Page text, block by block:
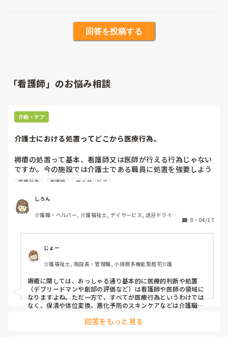
回答を投稿する
「看護師」のお悩み相談
介助・ケア
介護士における処置ってどこから医療行為。
褥瘡の処置って基本、看護師又は医師が行える行為じゃない
ですか。今の施設では介護士である職員に処置を強要しよう
とさせるんですが、この事、医療行為にあたるって理解して
私は褥瘡についてあらゆる行為も医療行為だと思いますが、
何処から何処までが出来てとかが難しい部分。
褥瘡出来そうな部分にプロペト等の塗布は介護士が処置して
も良かったでしたっけ？
医療行為 看護師 デイサービス
しろん
介護職・ヘルパー, 介護福祉士, デイサービス, 送迎ドライバ
9 ・ 04/17
じょー
介護福祉士, 施設長・管理職, 小規模多機能型居宅介護
褥瘡に関しては、おっしゃる通り基本的に医療的判断や処置
（デブリードマンや創部の評価など）は看護師や医師の領域に
なりますよね。ただ一方で、すべてが医療行為というわけでは
なく、保清や体位変換、悪化予防のスキンケアなどは介護職の
回答をもっと見る